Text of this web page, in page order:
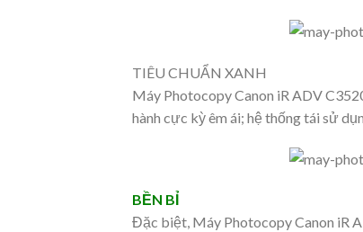
TIÊU CHUẨN XANH
Máy Photocopy Canon iR ADV
hành cực kỳ êm ái; hệ thống tái sử
BỀN BỈ
Đặc biệt, Máy Photocopy Canon iR